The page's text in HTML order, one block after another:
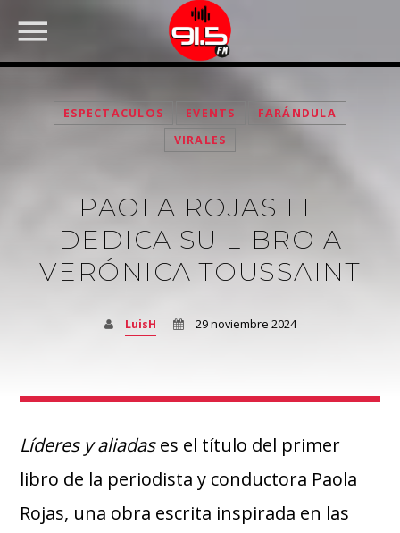
FACEBOOK
ESPECTACULOS EVENTS
FARÁNDULA
VIRALES
PAOLA ROJAS LE
DEDICA SU LIBRO A
VERÓNICA TOUSSAINT
LuisH 29 noviembre 2024
Líderes y aliadases el título del primer
libro de la periodista y conductora Paola
Rojas, una obra escrita inspirada en las